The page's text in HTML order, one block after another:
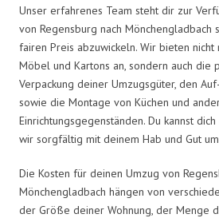
Unser erfahrenes Team steht dir zur
von Regensburg nach Mönchengladbach
fairen Preis abzuwickeln. Wir bieten
Möbel und Kartons an, sondern auch die
Verpackung deiner Umzugsgüter, den
sowie die Montage von Küchen und
Einrichtungsgegenständen. Du kannst
wir sorgfältig mit deinem Hab und Gut
Die Kosten für deinen Umzug von
Mönchengladbach hängen von
der Größe deiner Wohnung, der Menge